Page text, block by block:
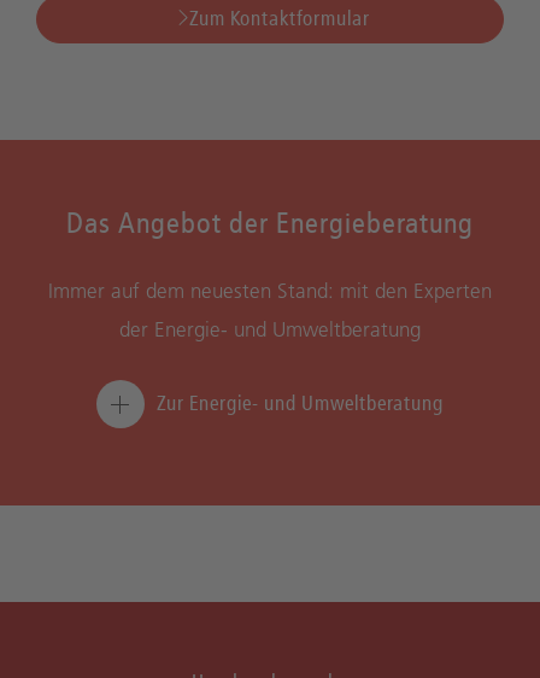
Zum Kontaktformular
Das Angebot der Energieberatung
Immer auf dem neuesten Stand: mit den Experten
der Energie- und Umweltberatung
Zur Energie- und Umweltberatung